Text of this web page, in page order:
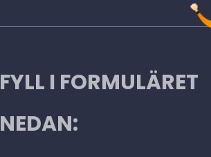
FYLL I FORMULÄRET
NEDAN: